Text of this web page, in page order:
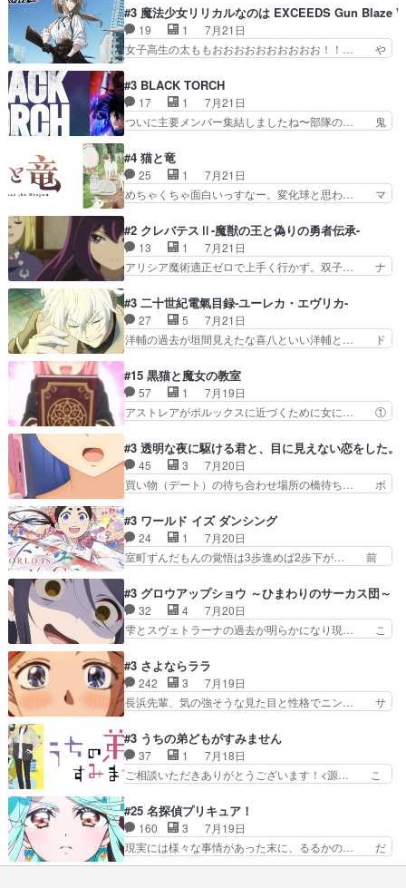
をちびっ子にしたあの玉、も… 半裸の警官の方が
怖い。ライバルキャラかわ… 霊媒師が人の肩に霊
を乗せるな笑なんてモノ…
ミ、最後のその顔は怖いよ...。てかタ… もはや人
間なのかも怪しい戦闘シーンがない… 今話第LO
／原画で参加させていただきまし… 皆大好き、ロ
リの全裸だーーーーーーッッッ… シーナとミミが
芽吹く百合の花。ミミ(c… ルームメイト1ヶ月経
ってシーナがミミの人… もう後戻りできないぞ」
してくるとは思わん…
#3 魔法少女リリカルなのは EXCEEDS Gun Blaze
19 1
7月21日
女子高生の太ももおおおおおおおおおお！！… や
瀬シイナと夜海トワ』今回はフォロワー… なのは
と出逢い炎の魔人の能力を人類の為に… ・シイ
ナ、トワと出会う親近感を感じる2人… 篠宮マナ
が登場したけど公式サイトに20歳… リリカルな
ちゃ食うやん魔人狩りチーム強… 人類滅亡寸前ま
で追い詰められていたのに、… 第３話をU-NEXT
で視聴しました。視聴…
#3 BLACK TORCH
17 1
7月21日
ついに主要メンバー集結しましたね〜部隊の… 鬼
描いたようなチョロインだったな。下半… 前回か
ら引き続いてじいさんとの決別の冒頭… あっちは
呪霊でこっちは物怪。忍者っぽいア… 護衛対象と
なる弐郎を連れて隠密局へ、彼の… →現状展開が
た弐郎は鬼子母神一華の護衛… 護衛はお尻一華、
ここは定番やっぱ物の怪の… ①敵は会話してる最
中の同乗者を物音一つ発…
#4 猫と竜
25 1
7月21日
めちゃくちゃ面白いっすなー。変化球と思わ… マ
代もの猫たちの誕生と成長を見守る猫竜… 前回猫
たちで熊退治をしていた中の一匹の猫… と思って
みにいったらクロバネのCV.速水… 「おじちゃん
は身内に甘い」で、いきなり笑… ガチで素晴らし
た子猫たちのその後が描か… 王子の旅の始まりは
確かにそうでしたよね！… リゼロ見終わっちゃっ
てほのぼの系がいいか…
#2 クレバテスⅡ-魔獣の王と偽りの勇者伝承-
13 1
7月21日
アリシア魔術適正ゼロで上手く行かず。双子… ナ
紹介の時台に乗ってるサラサ可愛いw学… ナイ
エ・シフォンリッツの出番が多くて嬉し… 石田で
こいつワルだな。なぜ大猿に変身した… 2冊目の
トアの書は学長の手に1話冒頭と合… アリシアと
たのにロリ化されて学生にされ… これはいい黒沢
ともよ。笑いのセンスも合う… ナイエのリアクシ
ョンが面白い。ローメイン…
#3 二十世紀電氣目録-ユーレカ・エヴリカ-
27 5
7月21日
洋輔の過去が垣間見えたな喜八といい洋輔と… ド
が目録に固執する理由もほぼ明らかとな… これ京
アニだったのかそのわりにはそこまで… 清六兄ち
ゃんと喜八、清六と洋輔それぞれの… 化学的作用
に依りて継続して…電池と称すっ… 洋輔、清六の
えてみんなで物作りで一気に… 作画は最高なのに
話がつまらない。やっぱ京… 天下り式に竹のフィ
ラメントが出てきたのは…
#15 黒猫と魔女の教室
57 1
7月19日
アストレアがポルックスに近づくために女に… ①
はアストレアの野望による性転換、後半… アスト
レア君の作戦に皆巻き込まれてて草捕… アストレ
アが作った薬によって男女入れ替わ… アルトレア
がポルックスのこと好きとは言え… アストレアが
払い騒動と賑やかでいいねw… 偉大な父を持つが
故の悩(独自のおっぱい論… 鉄板中の鉄板、性転
換と酩酊ネタの二連発(…
#3 透明な夜に駆ける君と、目に見えない恋をした。
45 3
7月20日
買い物（デート）の待ち合わせ場所の橋待ち… ボ
を照らす打ち上げ花火。人混みの中、み… どんど
んキュンが増えていく展開に毎回わく… ちょこっ
と書ければと風が吹き手元にあった… 』は、率直
に言って脚本と演出が悪いと思う… 小春の目が見
と、空野の億劫さがリアルだ… かけると小春、二
人が一緒に過ごす時間が描… ヒロインの目が不自
由だから音を大切にして…
#3 ワールド イズ ダンシング
24 1
7月20日
室町ずんだもんの覚悟は3歩進めば2歩下が… 前
が主人公の漫画がアニメになったらし… 壮絶だっ
た…30分で2時間の映画のように… すべての表現
がピタリと揃った傑作本当に素… たまに現れて謎
のアドバイスをしてくれるお… 可愛いキャラデザ
とが決まる。更に父から… 再び鬼夜叉を導く、素
性不明の彼の名前を知… 恵まれた身分に甘え、修
練を怠るキャラは苦…
#3 グロウアップショウ ～ひまわりのサーカス団～
32 4
7月20日
雫とスヴェトラーナの過去が明らかになり現… こ
県豊川市付近が舞台なのか～現地にも出… 前回に
引き続き、今回もおぱんつであります… キャラク
ターが可愛いのはもちろん、ストー… 皇ではなく
ひまわりを蔑ろにして皇に乗り換… 傷跡なんか、
外あまり見どころがない。1… いや～、めちゃく
ちゃおもしろいね。瑞佳は… キャラデザが映える
のは勿論だけど脚本に歩…
#3 さよならララ
242 3
7月19日
長浜先輩、気の強そうな見た目と性格でニン… サ
なったからユリ確定！＼(^o^)／ラ… プロローグ
的な１話、２話からの浮世離れし… 茉里のボクシ
ングにかける真摯さ格好良かっ… 今回はゲストが
２名！ワンピースの作画さん… あほって言う茉里
母親を失い、アウェーの… ３話の地味に好きポイ
ントは、冒頭でララが… ボクシング部部員たちの
設定を公開！辻さん…
#3 うちの弟どもがすみません
37 1
7月18日
ご相談いただきありがとうございます！<源… こ
家事を頑張り過ぎてテストの結果が酷く… 糸ちゃ
んと源くん、類くんのお買い物シーン… ３話にし
てもう普通に物語が楽しみになっち… 類くんの将
来の夢が微笑ましいまだまだ甘え… 前髪ぱっつん
#25 名探偵プリキュア！
160 3
7月19日
現実には様々な事情があった末に、るるかの… だ
からるるかが「まどろっこしい」と称され… エク